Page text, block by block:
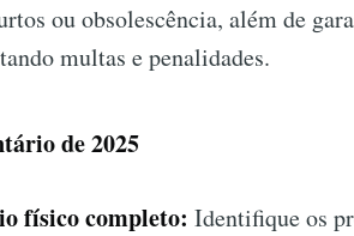
ou obsolescência, além de
multas e penalidades.
de 2025
físico completo: Identifique os